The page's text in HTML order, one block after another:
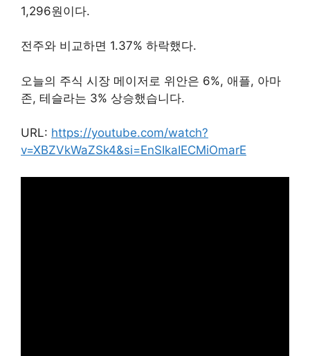
1,296원이다.
전주와 비교하면 1.37% 하락했다.
오늘의 주식 시장 메이저로 위안은 6%, 애플, 아마
존, 테슬라는 3% 상승했습니다.
URL: https://youtube.com/watch?
v=XBZVkWaZSk4&si=EnSIkaIECMiOmarE